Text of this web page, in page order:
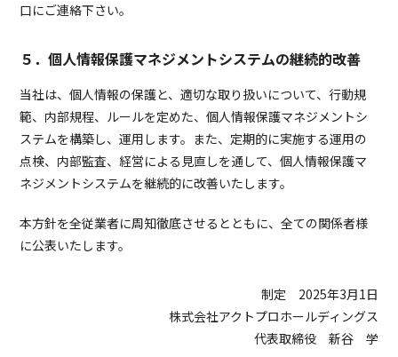
口にご連絡下さい。
５．個人情報保護マネジメントシステムの継続的改善
当社は、個人情報の保護と、適切な取り扱いについて、行動規
範、内部規程、ルールを定めた、個人情報保護マネジメントシ
ステムを構築し、運用します。また、定期的に実施する運用の
点検、内部監査、経営による見直しを通して、個人情報保護マ
ネジメントシステムを継続的に改善いたします。
本方針を全従業者に周知徹底させるとともに、全ての関係者様
に公表いたします。
制定 2025年3月1日
株式会社アクトプロホールディングス
代表取締役 新谷 学